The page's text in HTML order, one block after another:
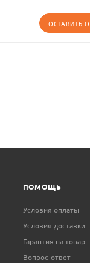
ОСТАВИТЬ
ПОМОЩЬ
Условия оплаты
Условия доставки
Гарантия на товар
Вопрос-ответ